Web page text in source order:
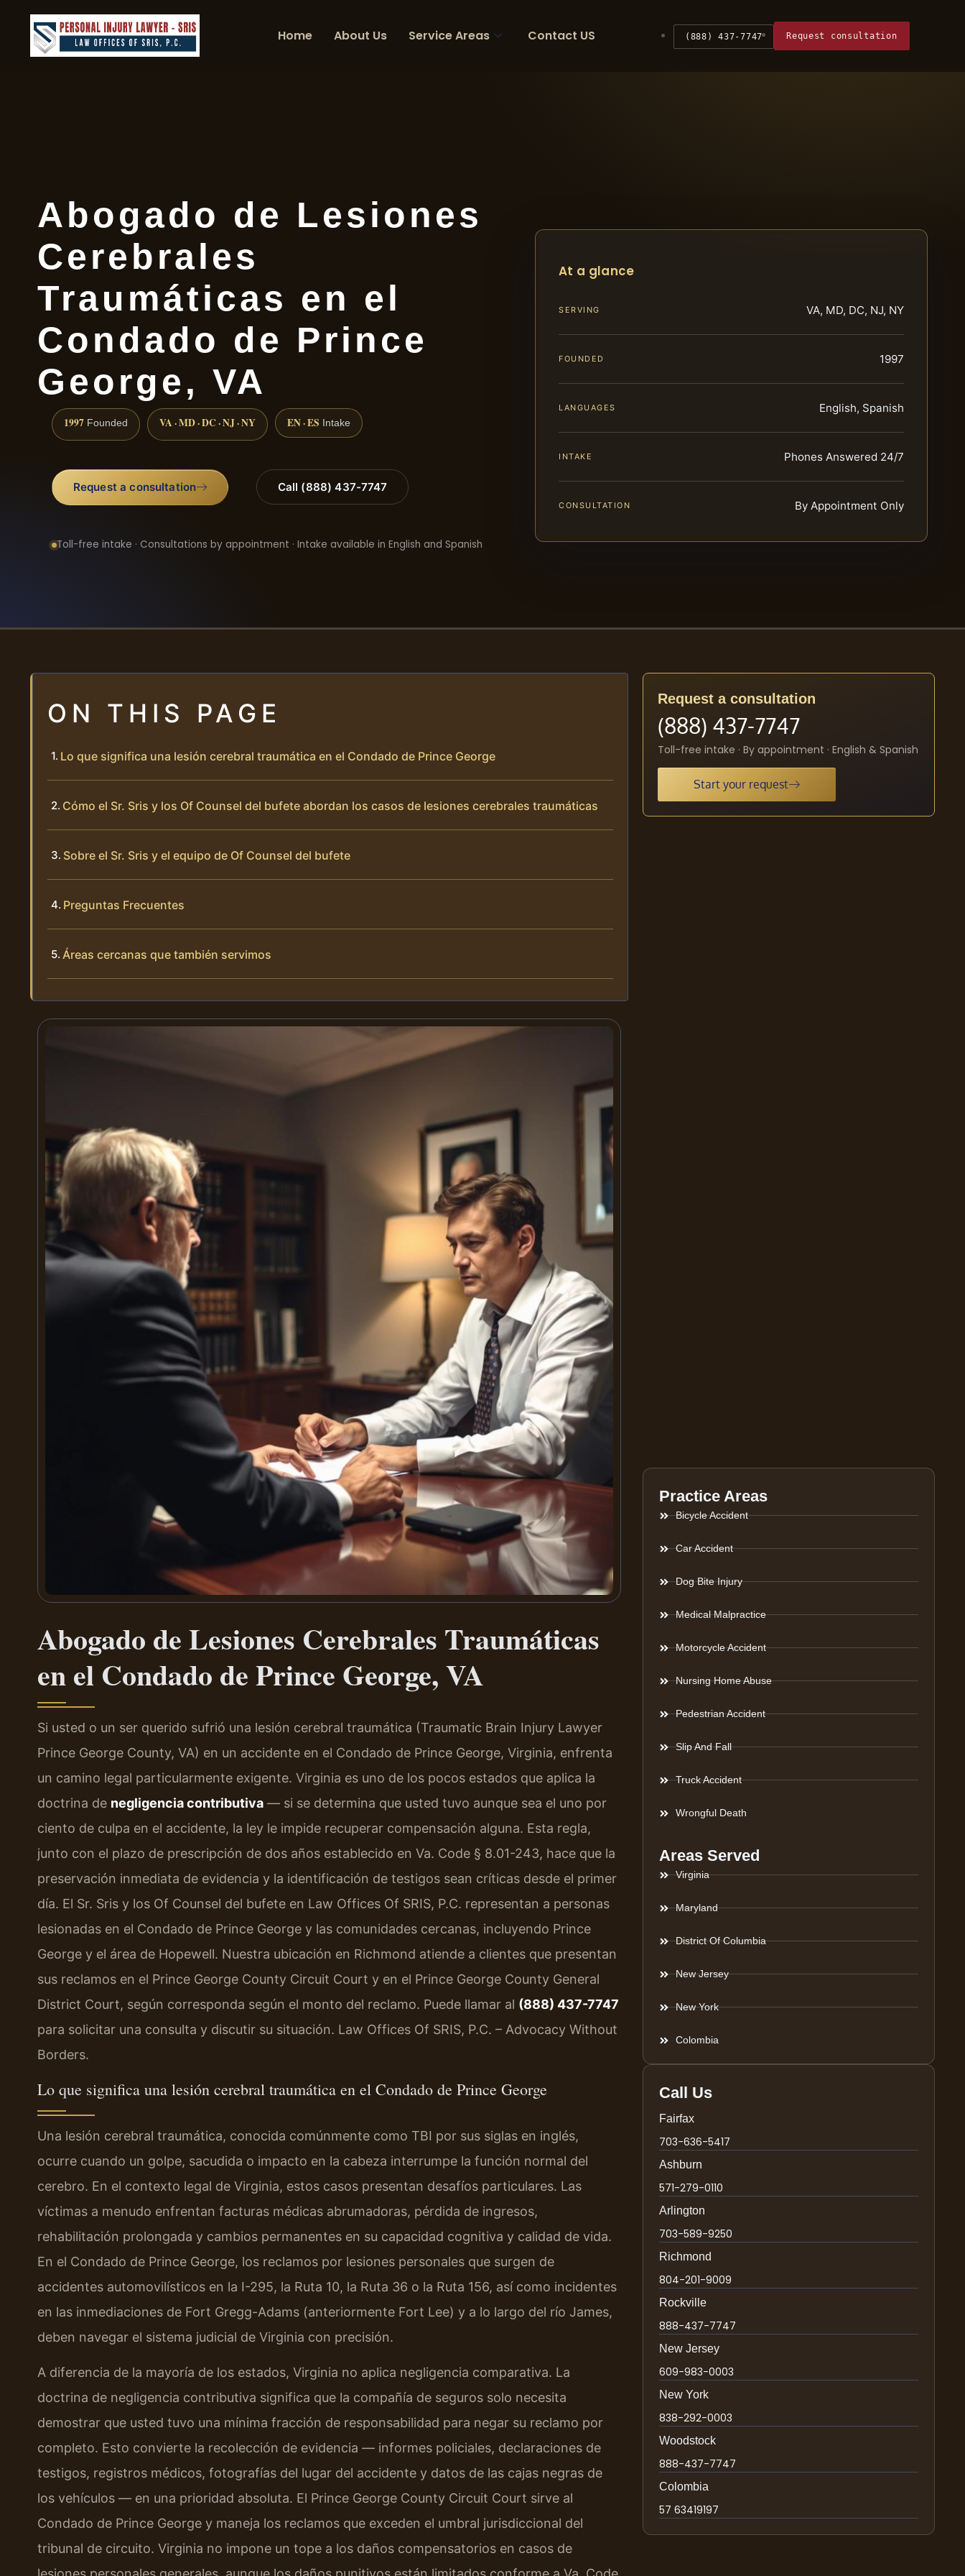
Home About Us Service Areas Contact US (888) 437-7747 Request consultation
Abogado de Lesiones
Cerebrales
Traumáticas en el
Condado de Prince
George, VA
1997 Founded VA · MD · DC · NJ · NY EN · ES Intake
Request a consultation Call (888) 437-7747
Toll-free intake · Consultations by appointment · Intake available in English and Spanish
At a glance
SERVING VA, MD, DC, NJ, NY
FOUNDED 1997
LANGUAGES English, Spanish
INTAKE Phones Answered 24/7
CONSULTATION By Appointment Only
ON THIS PAGE
Lo que significa una lesión cerebral traumática en el Condado de Prince George
Cómo el Sr. Sris y los Of Counsel del bufete abordan los casos de lesiones cerebrales traumáticas
Sobre el Sr. Sris y el equipo de Of Counsel del bufete
Preguntas Frecuentes
Áreas cercanas que también servimos
Abogado de Lesiones Cerebrales Traumáticas
en el Condado de Prince George, VA
Si usted o un ser querido sufrió una lesión cerebral traumática (Traumatic Brain Injury Lawyer
Prince George County, VA) en un accidente en el Condado de Prince George, Virginia, enfrenta
un camino legal particularmente exigente. Virginia es uno de los pocos estados que aplica la
doctrina de negligencia contributiva — si se determina que usted tuvo aunque sea el uno por
ciento de culpa en el accidente, la ley le impide recuperar compensación alguna. Esta regla,
junto con el plazo de prescripción de dos años establecido en Va. Code § 8.01-243, hace que la
preservación inmediata de evidencia y la identificación de testigos sean críticas desde el primer
día. El Sr. Sris y los Of Counsel del bufete en Law Offices Of SRIS, P.C. representan a personas
lesionadas en el Condado de Prince George y las comunidades cercanas, incluyendo Prince
George y el área de Hopewell. Nuestra ubicación en Richmond atiende a clientes que presentan
sus reclamos en el Prince George County Circuit Court y en el Prince George County General
District Court, según corresponda según el monto del reclamo. Puede llamar al (888) 437-7747
para solicitar una consulta y discutir su situación. Law Offices Of SRIS, P.C. – Advocacy Without
Borders.
Lo que significa una lesión cerebral traumática en el Condado de Prince George
Una lesión cerebral traumática, conocida comúnmente como TBI por sus siglas en inglés,
ocurre cuando un golpe, sacudida o impacto en la cabeza interrumpe la función normal del
cerebro. En el contexto legal de Virginia, estos casos presentan desafíos particulares. Las
víctimas a menudo enfrentan facturas médicas abrumadoras, pérdida de ingresos,
rehabilitación prolongada y cambios permanentes en su capacidad cognitiva y calidad de vida.
En el Condado de Prince George, los reclamos por lesiones personales que surgen de
accidentes automovilísticos en la I-295, la Ruta 10, la Ruta 36 o la Ruta 156, así como incidentes
en las inmediaciones de Fort Gregg-Adams (anteriormente Fort Lee) y a lo largo del río James,
deben navegar el sistema judicial de Virginia con precisión.
A diferencia de la mayoría de los estados, Virginia no aplica negligencia comparativa. La
doctrina de negligencia contributiva significa que la compañía de seguros solo necesita
demostrar que usted tuvo una mínima fracción de responsabilidad para negar su reclamo por
completo. Esto convierte la recolección de evidencia — informes policiales, declaraciones de
testigos, registros médicos, fotografías del lugar del accidente y datos de las cajas negras de
los vehículos — en una prioridad absoluta. El Prince George County Circuit Court sirve al
Condado de Prince George y maneja los reclamos que exceden el umbral jurisdiccional del
tribunal de circuito. Virginia no impone un tope a los daños compensatorios en casos de
Request a consultation
(888) 437-7747
Toll-free intake · By appointment · English & Spanish
Start your request
Practice Areas
Bicycle Accident
Car Accident
Dog Bite Injury
Medical Malpractice
Motorcycle Accident
Nursing Home Abuse
Pedestrian Accident
Slip And Fall
Truck Accident
Wrongful Death
Areas Served
Virginia
Maryland
District Of Columbia
New Jersey
New York
Colombia
Call Us
Fairfax
703-636-5417
Ashburn
571-279-0110
Arlington
703-589-9250
Richmond
804-201-9009
Rockville
888-437-7747
New Jersey
609-983-0003
New York
838-292-0003
Woodstock
888-437-7747
Colombia
57 63419197